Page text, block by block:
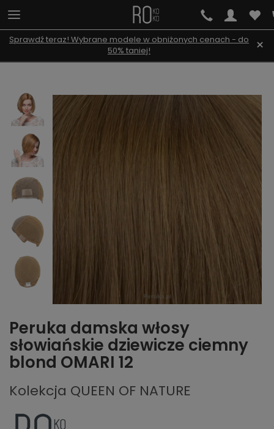
Sprawdź teraz! Wybrane modele w obniżonych cenach - do
50% taniej!
×
Peruka damska włosy
słowiańskie dziewicze ciemny
blond OMARI 12
Kolekcja QUEEN OF NATURE